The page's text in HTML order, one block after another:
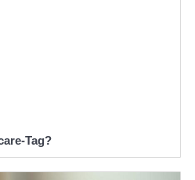
Tag?